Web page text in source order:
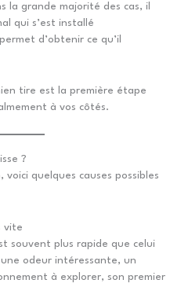
la grande majorité des cas, il
qui s’est installé
d’obtenir ce qu’il
tire est la première étape
à vos côtés.
?
quelques causes possibles
vite
souvent plus rapide que celui
une odeur intéressante, un
à explorer, son premier